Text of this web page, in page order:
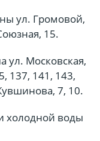
ул. Громовой,
15.
ул. Московская,
137, 141, 143,
7, 10.
холодной воды